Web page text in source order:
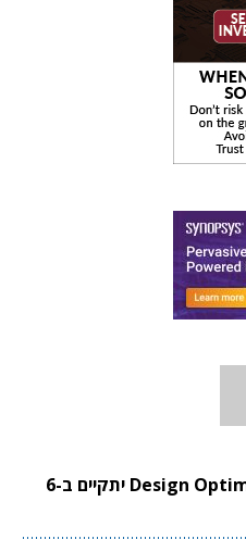
וובינר סינופסיס ל-Design Optimization יתקיים ב-6